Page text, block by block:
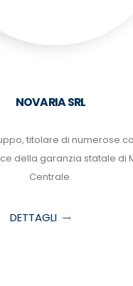
NOVARIA SRL
titolare di numerose
della garanzia statale di
Centrale.
DETTAGLI